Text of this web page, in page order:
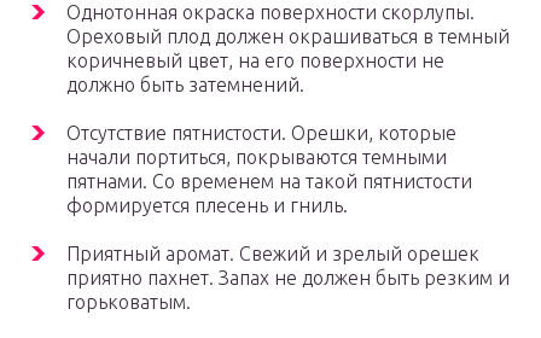
Однотонная окраска поверхности скорлупы.
Ореховый плод должен окрашиваться в темный
коричневый цвет, на его поверхности не
должно быть затемнений.
Отсутствие пятнистости. Орешки, которые
начали портиться, покрываются темными
пятнами. Со временем на такой пятнистости
формируется плесень и гниль.
Приятный аромат. Свежий и зрелый орешек
приятно пахнет. Запах не должен быть резким и
горьковатым.